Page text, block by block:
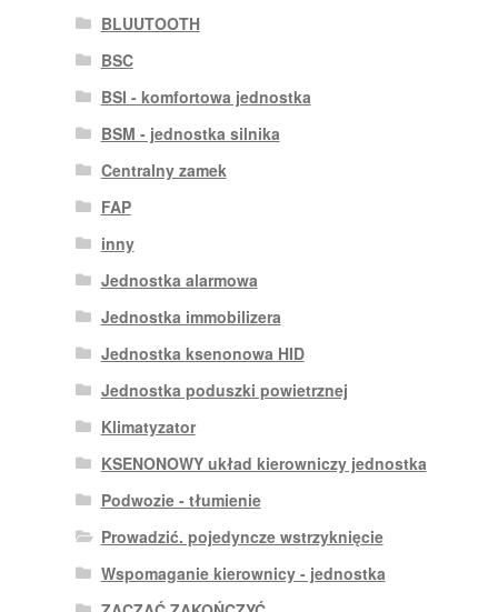
BLUUTOOTH
BSC
BSI - komfortowa jednostka
BSM - jednostka silnika
Centralny zamek
FAP
inny
Jednostka alarmowa
Jednostka immobilizera
Jednostka ksenonowa HID
Jednostka poduszki powietrznej
Klimatyzator
KSENONOWY układ kierowniczy jednostka
Podwozie - tłumienie
Prowadzić. pojedyncze wstrzyknięcie
Wspomaganie kierownicy - jednostka